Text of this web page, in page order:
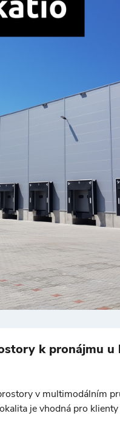
−
k pronájmu
v multimodálním
je vhodná pro